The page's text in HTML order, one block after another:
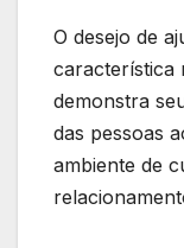
O desejo de
característica
demonstra
das pessoas
ambiente de